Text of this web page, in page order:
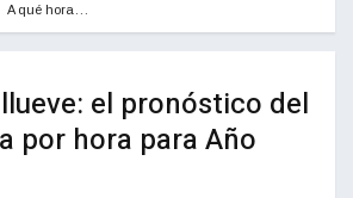
A qué hora…
el pronóstico del
por hora para Año